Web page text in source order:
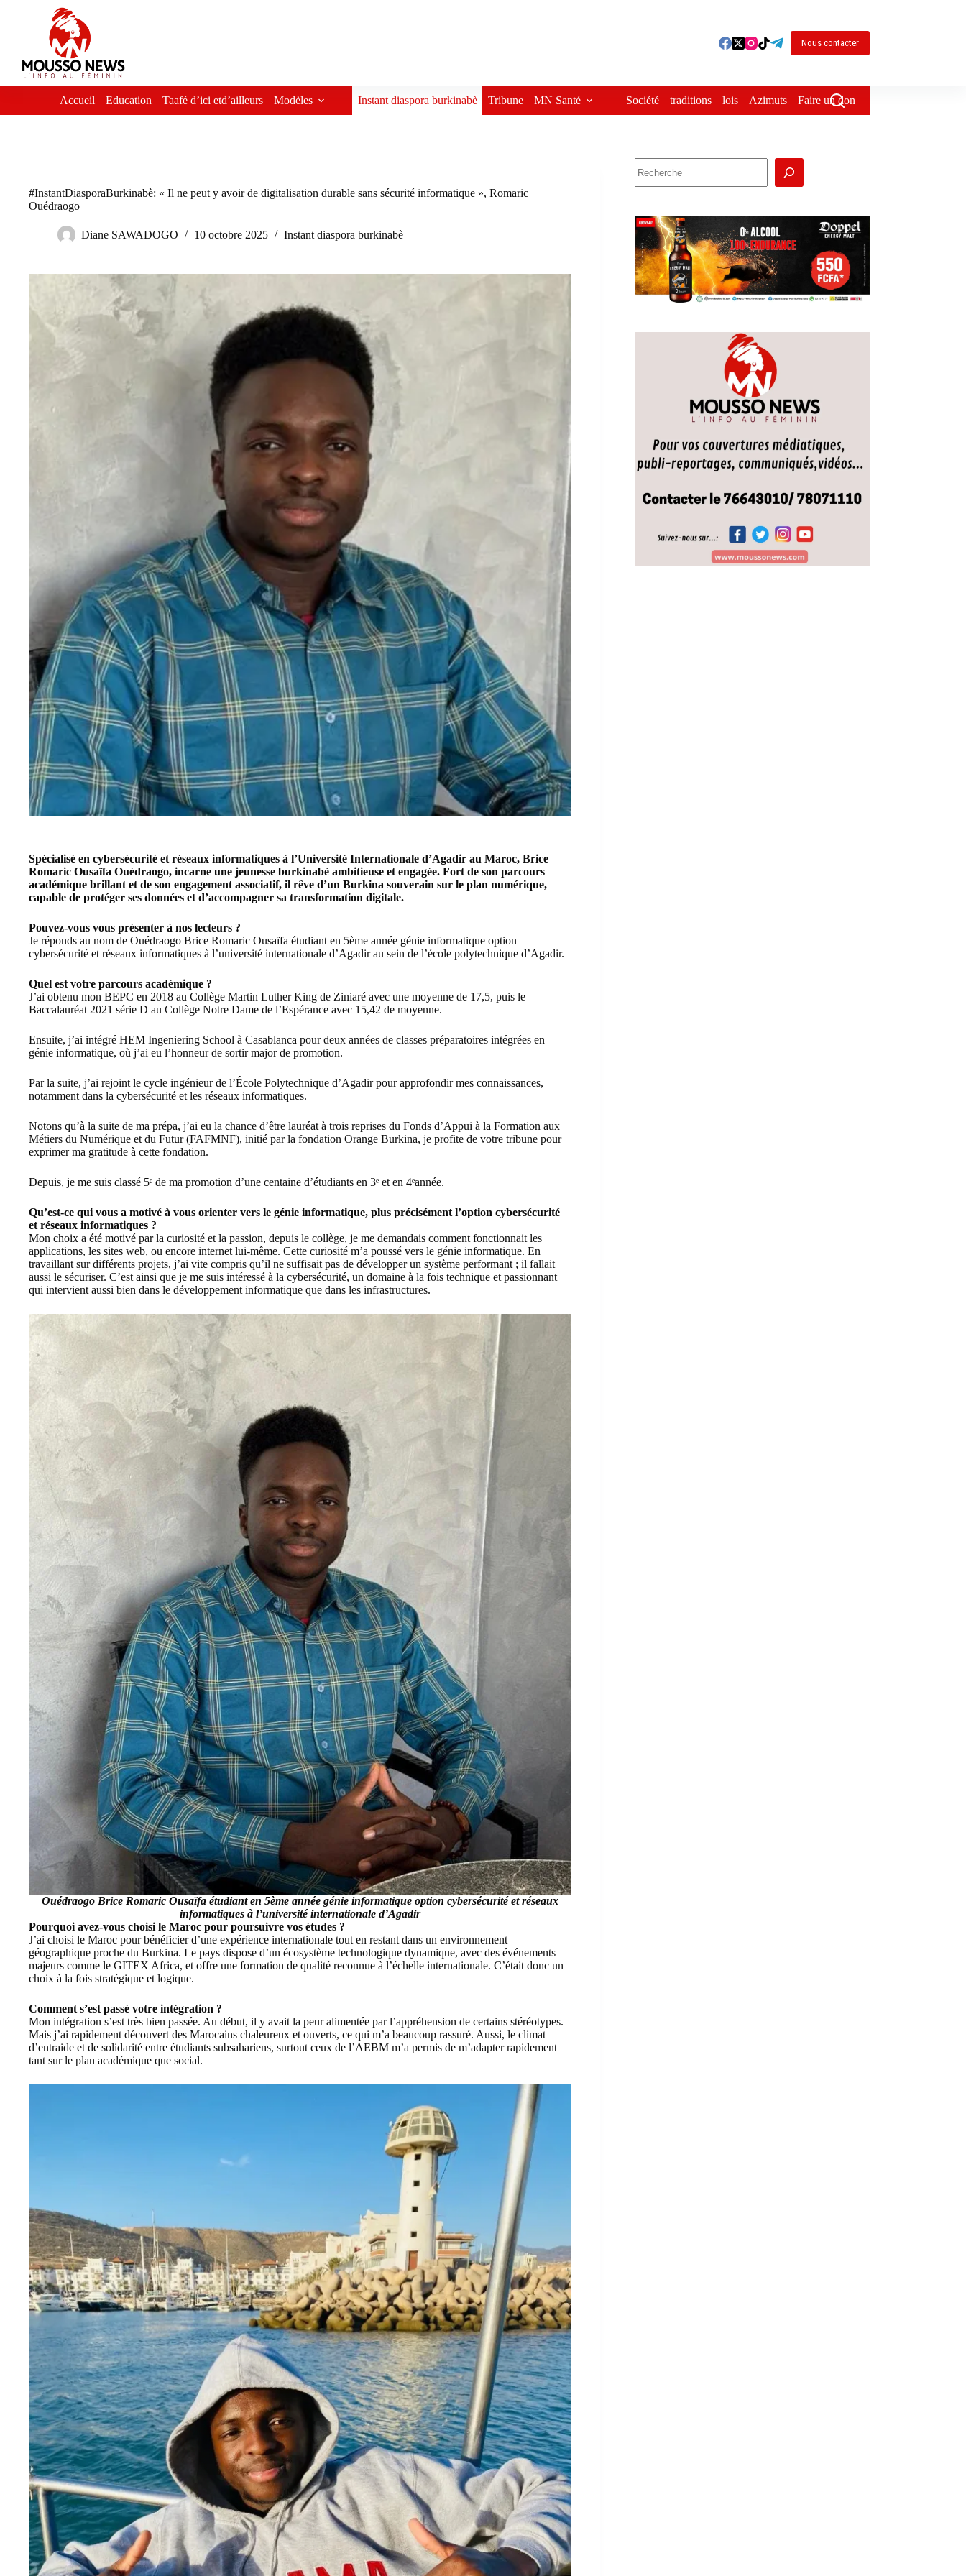
Nous contacter
Accueil Education Taafé d’ici etd’ailleurs Modèles Instant diaspora burkinabè Tribune MN Santé Société traditions lois Azimuts Faire un don
#InstantDiasporaBurkinabè: « Il ne peut y avoir de digitalisation durable sans sécurité informatique », Romaric
Ouédraogo
Diane SAWADOGO 10 octobre 2025 Instant diaspora burkinabè
Spécialisé en cybersécurité et réseaux informatiques à l’Université Internationale d’Agadir au Maroc, Brice
Romaric Ousaïfa Ouédraogo, incarne une jeunesse burkinabè ambitieuse et engagée. Fort de son parcours
académique brillant et de son engagement associatif, il rêve d’un Burkina souverain sur le plan numérique,
capable de protéger ses données et d’accompagner sa transformation digitale.
Pouvez-vous vous présenter à nos lecteurs ?
Je réponds au nom de Ouédraogo Brice Romaric Ousaïfa étudiant en 5ème année génie informatique option
cybersécurité et réseaux informatiques à l’université internationale d’Agadirau sein de l’école polytechnique d’Agadir.
Quel est votre parcours académique ?
J’ai obtenu mon BEPC en 2018 au Collège Martin Luther King de Ziniaré avec une moyenne de 17,5, puis le
Baccalauréat 2021 série D au Collège Notre Dame de l’Espérance avec 15,42 de moyenne.
Ensuite, j’ai intégré HEM Ingeniering School à Casablanca pour deux années de classes préparatoires intégrées en
génie informatique, où j’ai eu l’honneur de sortir major de promotion.
Par la suite, j’ai rejoint le cycle ingénieur de l’École Polytechnique d’Agadir pour approfondir mes connaissances,
notamment dans la cybersécurité et les réseaux informatiques.
Notons qu’à la suite de ma prépa, j’ai eu la chance d’être lauréat à trois reprises du Fonds d’Appui à la Formation aux
Métiers du Numérique et du Futur (FAFMNF), initié par la fondation Orange Burkina, je profite de votre tribune pour
exprimer ma gratitude à cette fondation.
Depuis, je me suis classé 5ᵉ de ma promotion d’une centaine d’étudiants en 3ᵉ et en 4ᵉannée.
Qu’est-ce qui vous a motivé à vous orienter vers le génie informatique, plus précisément l’option cybersécurité
et réseaux informatiques ?
Mon choix a été motivé par la curiosité et la passion, depuis le collège, je me demandais comment fonctionnait les
applications, les sites web, ou encore internet lui-même. Cette curiosité m’a poussé vers le génie informatique. En
travaillant sur différents projets, j’ai vite compris qu’il ne suffisait pas de développer un système performant ; il fallait
aussi le sécuriser. C’est ainsi que je me suis intéressé à la cybersécurité, un domaine à la fois technique et passionnant
qui intervient aussi bien dans le développement informatique que dans les infrastructures.
Ouédraogo Brice Romaric Ousaïfa étudiant en 5ème année génie informatique option cybersécurité et réseaux
informatiques à l’université internationale d’Agadir
Pourquoi avez-vous choisi le Maroc pour poursuivre vos études ?
J’ai choisi le Maroc pour bénéficier d’une expérience internationale tout en restant dans un environnement
géographique proche du Burkina. Le pays dispose d’un écosystème technologique dynamique, avec des événements
majeurs comme le GITEX Africa, et offre une formation de qualité reconnue à l’échelle internationale. C’était donc un
choix à la fois stratégique et logique.
Comment s’est passé votre intégration ?
Mon intégration s’est très bien passée. Au début, il y avait la peur alimentée par l’appréhension de certains stéréotypes.
Mais j’ai rapidement découvert des Marocains chaleureux et ouverts, ce qui m’a beaucoup rassuré. Aussi, le climat
d’entraide et de solidarité entre étudiants subsahariens, surtout ceux de l’AEBM m’a permis de m’adapter rapidement
tant sur le plan académique que social.